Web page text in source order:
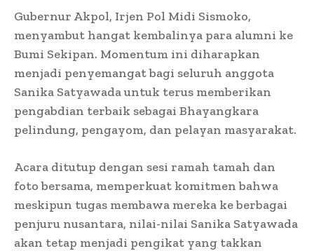
Gubernur Akpol, Irjen Pol Midi Sismoko,
menyambut hangat kembalinya para alumni ke
Bumi Sekipan. Momentum ini diharapkan
menjadi penyemangat bagi seluruh anggota
Sanika Satyawada untuk terus memberikan
pengabdian terbaik sebagai Bhayangkara
pelindung, pengayom, dan pelayan masyarakat.
Acara ditutup dengan sesi ramah tamah dan
foto bersama, memperkuat komitmen bahwa
meskipun tugas membawa mereka ke berbagai
penjuru nusantara, nilai-nilai Sanika Satyawada
akan tetap menjadi pengikat yang takkan